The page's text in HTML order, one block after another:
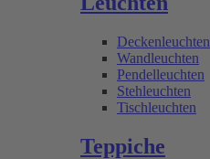
Deckenleuchten
Wandleuchten
Pendelleuchten
Stehleuchten
Tischleuchten
Teppiche